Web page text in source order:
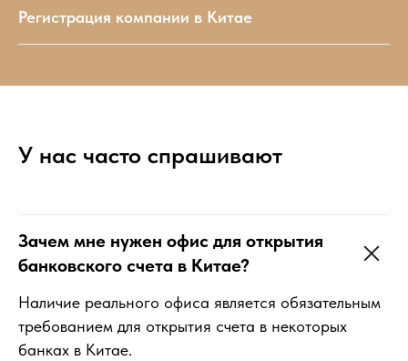
Регистрация компании в Китае
У нас часто спрашивают
Зачем мне нужен офис для открытия
банковского счета в Китае?
Наличие реального офиса является обязательным
требованием для открытия счета в некоторых
банках в Китае.